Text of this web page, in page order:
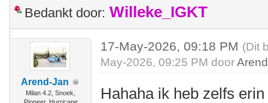
Bedankt door: Willeke_IGKT
Arend-Jan
Milan 4.2, Snoek,
17-May-2026, 09:18 PM (Dit
May-2026, 09:25 PM door
Hahaha ik heb zelfs